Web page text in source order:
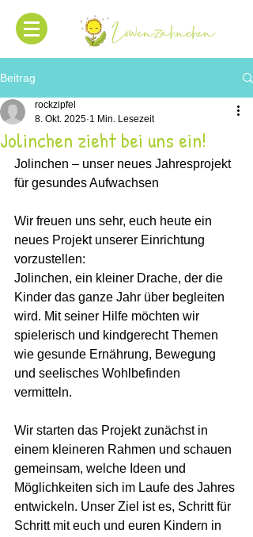
Beitrag
Jolinchen zieht bei uns ein!
rockzipfel
8. Okt. 2025 1 Min. Lesezeit
Jolinchen – unser neues Jahresprojekt
für gesundes Aufwachsen
Wir freuen uns sehr, euch heute ein
neues Projekt unserer Einrichtung
vorzustellen:
Jolinchen, ein kleiner Drache, der die
Kinder das ganze Jahr über begleiten
wird. Mit seiner Hilfe möchten wir
spielerisch und kindgerecht Themen
wie gesunde Ernährung, Bewegung
und seelisches Wohlbefinden
vermitteln.
Wir starten das Projekt zunächst in
einem kleineren Rahmen und schauen
gemeinsam, welche Ideen und
Möglichkeiten sich im Laufe des Jahres
entwickeln. Unser Ziel ist es, Schritt für
Schritt mit euch und euren Kindern in